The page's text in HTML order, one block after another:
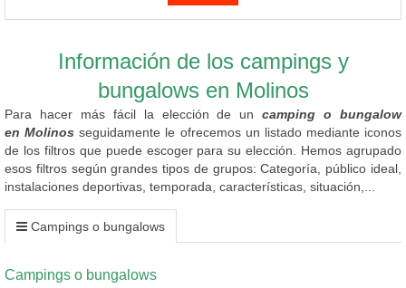
Información de los campings y
bungalows en Molinos
Para hacer más fácil la elección de uncamping o bungalow
en Molinos seguidamente le ofrecemos un listado mediante iconos
de los filtros que puede escoger para su elección. Hemos agrupado
esos filtros según grandes tipos de grupos: Categoría, público ideal,
instalaciones deportivas, temporada, características, situación,...
Campings o bungalows
Campings o bungalows